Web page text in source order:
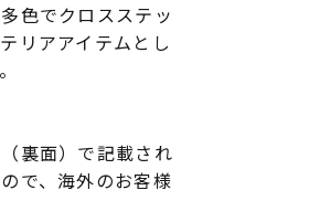
色でクロスステッ
リアアイテムとし
裏面）で記載され
で、海外のお客様